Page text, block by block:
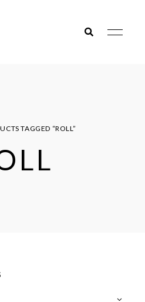
TAGGED “ROLL”